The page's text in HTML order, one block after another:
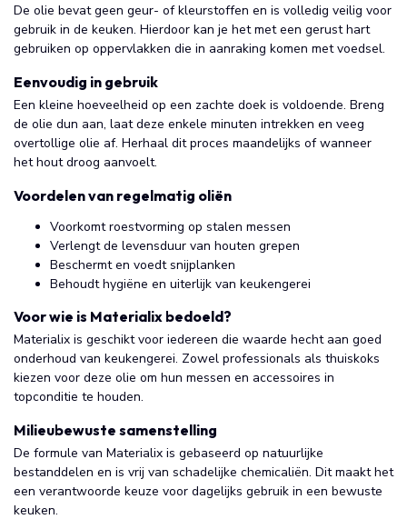
De olie bevat geen geur- of kleurstoffen en is volledig veilig voor
gebruik in de keuken. Hierdoor kan je het met een gerust hart
gebruiken op oppervlakken die in aanraking komen met voedsel.
Eenvoudig in gebruik
Een kleine hoeveelheid op een zachte doek is voldoende. Breng
de olie dun aan, laat deze enkele minuten intrekken en veeg
overtollige olie af. Herhaal dit proces maandelijks of wanneer
het hout droog aanvoelt.
Voordelen van regelmatig oliën
Voorkomt roestvorming op stalen messen
Verlengt de levensduur van houten grepen
Beschermt en voedt snijplanken
Behoudt hygiëne en uiterlijk van keukengerei
Voor wie is Materialix bedoeld?
Materialix is geschikt voor iedereen die waarde hecht aan goed
onderhoud van keukengerei. Zowel professionals als thuiskoks
kiezen voor deze olie om hun messen en accessoires in
topconditie te houden.
Milieubewuste samenstelling
De formule van Materialix is gebaseerd op natuurlijke
bestanddelen en is vrij van schadelijke chemicaliën. Dit maakt het
een verantwoorde keuze voor dagelijks gebruik in een bewuste
keuken.